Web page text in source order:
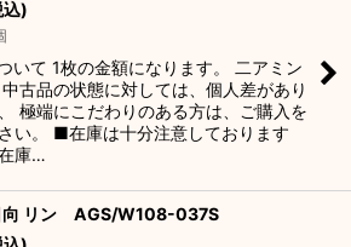
込)
いて 1枚の金額になります。 二アミン
中古品の状態に対しては、個人差があり
極端にこだわりのある方は、ご購入を
い。 ■在庫は十分注意しております
庫…
向 リン AGS/W108-037S